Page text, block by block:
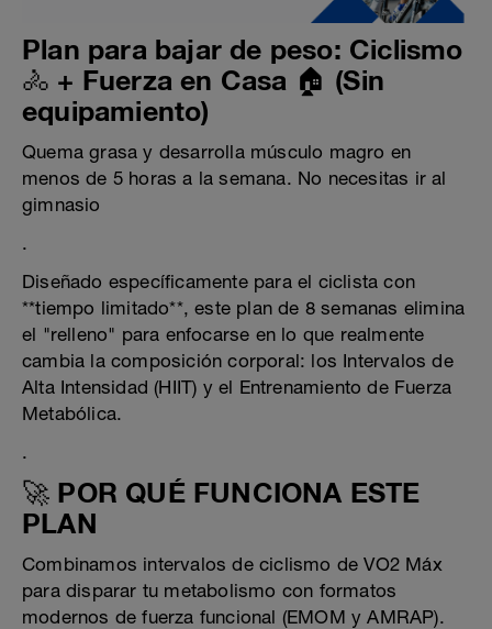
Plan para bajar de peso: Ciclismo
🚴 + Fuerza en Casa 🏠 (Sin
equipamiento)
Quema grasa y desarrolla músculo magro en
menos de 5 horas a la semana. No necesitas ir al
gimnasio
.
Diseñado específicamente para el ciclista con
**tiempo limitado**, este plan de 8 semanas elimina
el "relleno" para enfocarse en lo que realmente
cambia la composición corporal: los Intervalos de
Alta Intensidad (HIIT) y el Entrenamiento de Fuerza
Metabólica.
.
🚀 POR QUÉ FUNCIONA ESTE
PLAN
Combinamos intervalos de ciclismo de VO2 Máx
para disparar tu metabolismo con formatos
modernos de fuerza funcional (EMOM y AMRAP).